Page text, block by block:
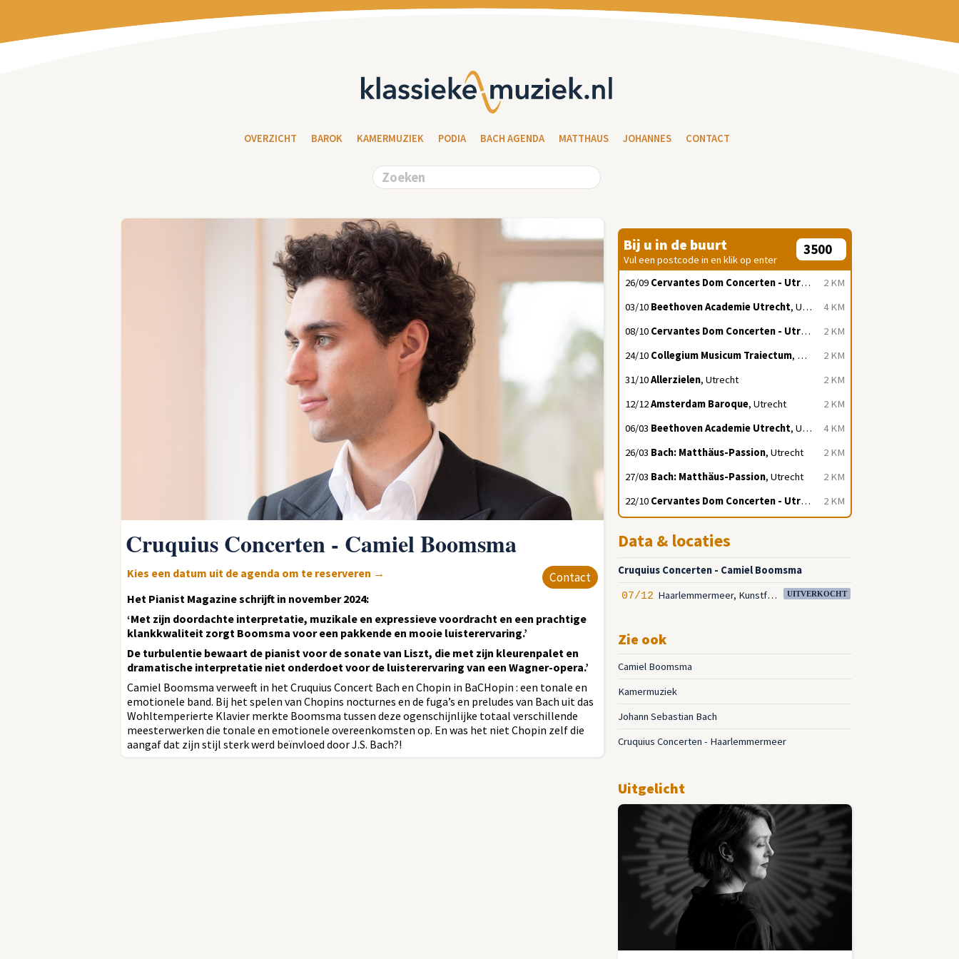
OVERZICHT BAROK KAMERMUZIEK PODIA BACH AGENDA MATTHAUS JOHANNES CONTACT
Cruquius Concerten - Camiel Boomsma
Contact
Kies een datum uit de agenda om te reserveren →
Het Pianist Magazine schrijft in november 2024:
‘Met zijn doordachte interpretatie, muzikale en expressieve voordracht en een prachtige
klankkwaliteit zorgt Boomsma voor een pakkende en mooie luisterervaring.’
De turbulentie bewaart de pianist voor de sonate van Liszt, die met zijn kleurenpalet en
dramatische interpretatie niet onderdoet voor de luisterervaring van een Wagner-opera.’
Camiel Boomsma verweeft in het Cruquius Concert Bach en Chopin in BaCHopin : een tonale en
emotionele band. Bij het spelen van Chopins nocturnes en de fuga’s en preludes van Bach uit das
Wohltemperierte Klavier merkte Boomsma tussen deze ogenschijnlijke totaal verschillende
meesterwerken die tonale en emotionele overeenkomsten op. En was het niet Chopin zelf die
aangaf dat zijn stijl sterk werd beïnvloed door J.S. Bach?!
Bij u in de buurt
Vul een postcode in en klik op enter
2 KM
26/09 Cervantes Dom Concerten - Utrecht
, Utrecht
4 KM
03/10 Beethoven Academie Utrecht, Utrecht
2 KM
08/10 Cervantes Dom Concerten - Utrecht
, Utrecht
2 KM
24/10 Collegium Musicum Traiectum, Utrecht
2 KM
31/10Allerzielen, Utrecht
2 KM
12/12Amsterdam Baroque, Utrecht
4 KM
06/03 Beethoven Academie Utrecht, Utrecht
2 KM
26/03 Bach: Matthäus-Passion, Utrecht
2 KM
27/03 Bach: Matthäus-Passion, Utrecht
2 KM
22/10 Cervantes Dom Concerten - Utrecht , Utrecht
Data & locaties
Cruquius Concerten - Camiel Boomsma
UITVERKOCHT
07/12 Haarlemmermeer, Kunstfort
Zie ook
Camiel Boomsma
Kamermuziek
Johann Sebastian Bach
Cruquius Concerten - Haarlemmermeer
Uitgelicht